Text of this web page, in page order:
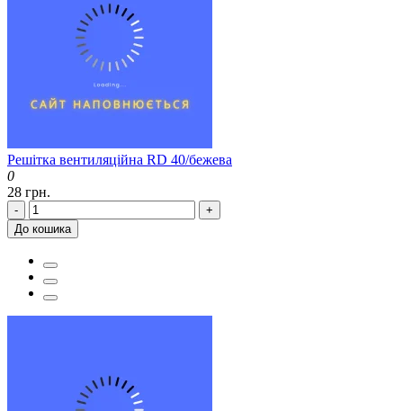
Решітка вентиляційна RD 40/бежева
0
28 грн.
-
+
До кошика